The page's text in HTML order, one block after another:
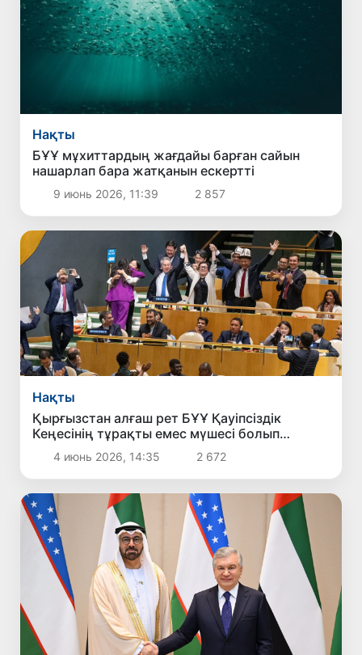
Нақты
БҰҰ мұхиттардың жағдайы барған сайын
нашарлап бара жатқанын ескертті
9 июнь 2026, 11:39 2 857
Нақты
Қырғызстан алғаш рет БҰҰ Қауіпсіздік
Кеңесінің тұрақты емес мүшесі болып
4 июнь 2026, 14:35 2 672